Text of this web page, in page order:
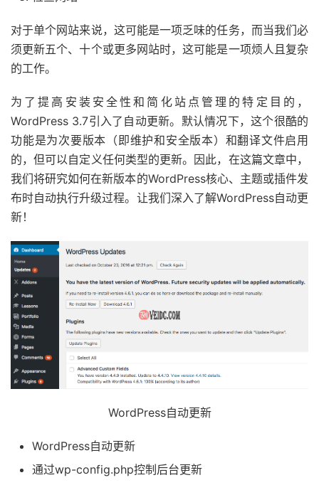
对于单个网站来说，这可能是一项乏味的任务，而当我们必
须更新五个、十个或更多网站时，这可能是一项烦人且复杂
的工作。
为了提高安装安全性和简化站点管理的特定目的，
WordPress 3.7引入了自动更新。默认情况下，这个很酷的
功能是为次要版本（即维护和安全版本）和翻译文件启用
的，但可以自定义任何类型的更新。因此，在这篇文章中，
我们将研究如何在新版本的WordPress核心、主题或插件发
布时自动执行升级过程。让我们深入了解WordPress自动更
新！
WordPress自动更新
WordPress自动更新
通过wp-config.php控制后台更新